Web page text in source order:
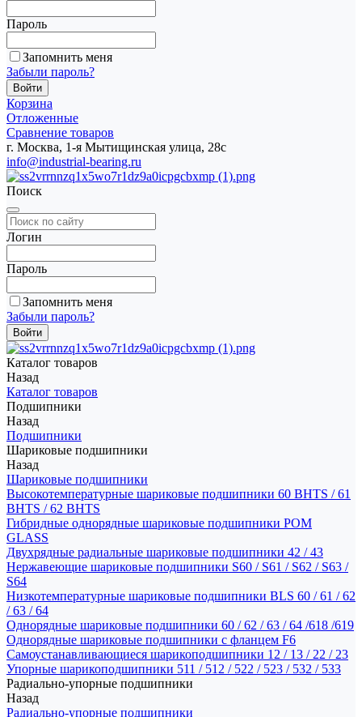
Пароль
Запомнить меня
Забыли пароль?
Корзина
Отложенные
Сравнение товаров
г. Москва, 1-я Мытищинская улица, 28с
info@industrial-bearing.ru
Поиск
Логин
Пароль
Запомнить меня
Забыли пароль?
Каталог товаров
Назад
Каталог товаров
Подшипники
Назад
Подшипники
Шариковые подшипники
Назад
Шариковые подшипники
Высокотемпературные шариковые подшипники 60 BHTS / 61
BHTS / 62 BHTS
Гибридные однорядные шариковые подшипники POM
GLASS
Двухрядные радиальные шариковые подшипники 42 / 43
Нержавеющие шариковые подшипники S60 / S61 / S62 / S63 /
S64
Низкотемпературные шариковые подшипники BLS 60 / 61 / 62
/ 63 / 64
Однорядные шариковые подшипники 60 / 62 / 63 / 64 /618 /619
Однорядные шариковые подшипники с фланцем F6
Самоустанавливающиеся шарикоподшипники 12 / 13 / 22 / 23
Упорные шарикоподшипники 511 / 512 / 522 / 523 / 532 / 533
Радиально-упорные подшипники
Назад
Радиально-упорные подшипники